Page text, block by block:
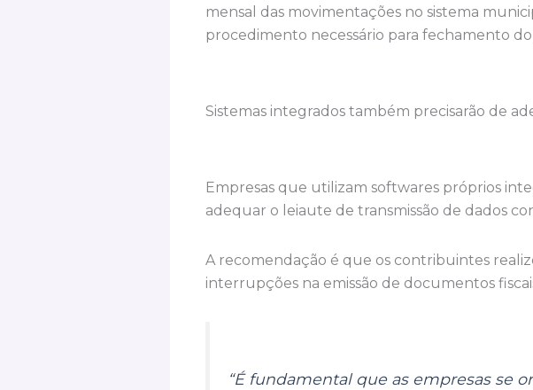
mensal das movimentações no sistema
procedimento necessário para fechamento do
Sistemas integrados também precisarão de
Empresas que utilizam softwares próprios
adequar o leiaute de transmissão de dados
A recomendação é que os contribuintes
interrupções na emissão de documentos
“É fundamental que as empresas se